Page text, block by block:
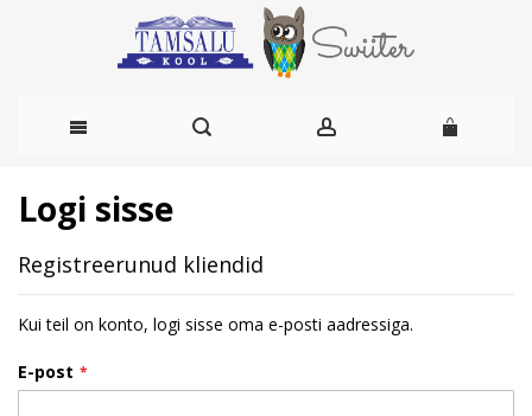
to
Content
Logi sisse
Registreerunud kliendid
Kui teil on konto, logi sisse oma e-posti aadressiga.
E-post